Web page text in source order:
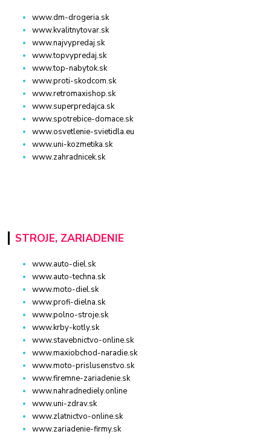
www.dm-drogeria.sk
www.kvalitnytovar.sk
www.najvypredaj.sk
www.topvypredaj.sk
www.top-nabytok.sk
www.proti-skodcom.sk
www.retromaxishop.sk
www.superpredajca.sk
www.spotrebice-domace.sk
www.osvetlenie-svietidla.eu
www.uni-kozmetika.sk
www.zahradnicek.sk
STROJE, ZARIADENIE
www.auto-diel.sk
www.auto-techna.sk
www.moto-diel.sk
www.profi-dielna.sk
www.polno-stroje.sk
www.krby-kotly.sk
www.stavebnictvo-online.sk
www.maxiobchod-naradie.sk
www.moto-prislusenstvo.sk
www.firemne-zariadenie.sk
www.nahradnediely.online
www.uni-zdrav.sk
www.zlatnictvo-online.sk
www.zariadenie-firmy.sk